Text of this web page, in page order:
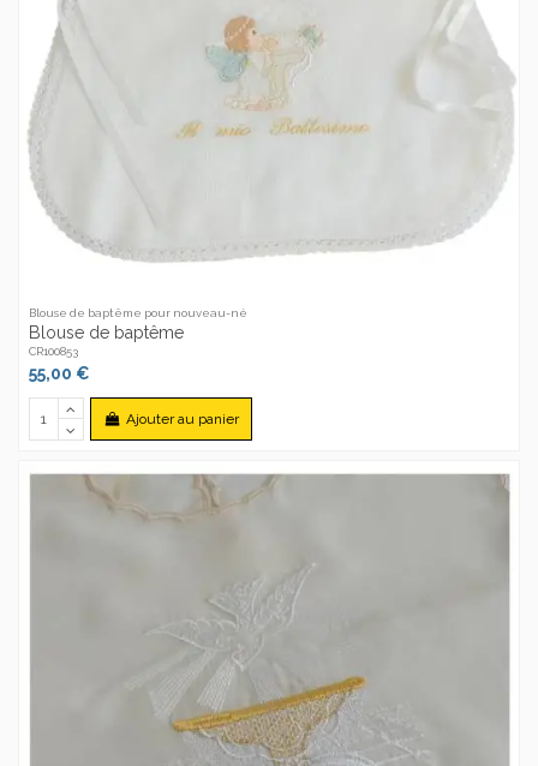
Blouse de baptême pour nouveau-né
Blouse de baptême
CR100853
55,00 €
Ajouter au panier